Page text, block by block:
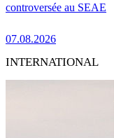
controversée au SEAE
07.08.2026
INTERNATIONAL